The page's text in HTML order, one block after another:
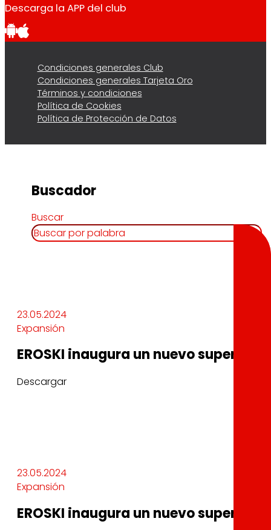
Descarga la APP del club
Condiciones generales Club
Condiciones generales Tarjeta Oro
Términos y condiciones
Política de Cookies
Política de Protección de Datos
Buscador
Buscar
23.05.2024
Expansión
EROSKI inaugura un nuevo
Descargar
23.05.2024
Expansión
EROSKI inaugura un nuevo